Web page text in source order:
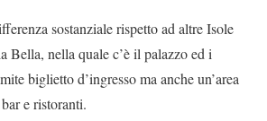
sostanziale rispetto ad altre Isole
Bella, nella quale c’è il palazzo ed i
biglietto d’ingresso ma anche un’area
e ristoranti.